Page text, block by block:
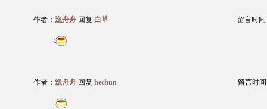
作者： 漁舟舟 回复 白草 留言时间
作者： 漁舟舟 回复 hechun 留言时间